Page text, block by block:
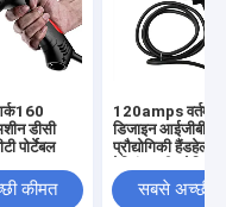
डीसी
पोर्टेबल
कीमत
120amps वर्तमान
डिजाइन आईजीबीटी
प्रौद्योगिकी हैंडहेल्ड
इलेक्ट्रोड व्यास
सबसे अच्छी